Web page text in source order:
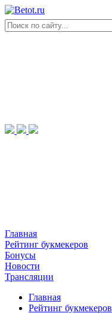
Главная
Рейтинг букмекеров
Бонусы
Новости
Трансляции
Главная
Рейтинг букмекеров